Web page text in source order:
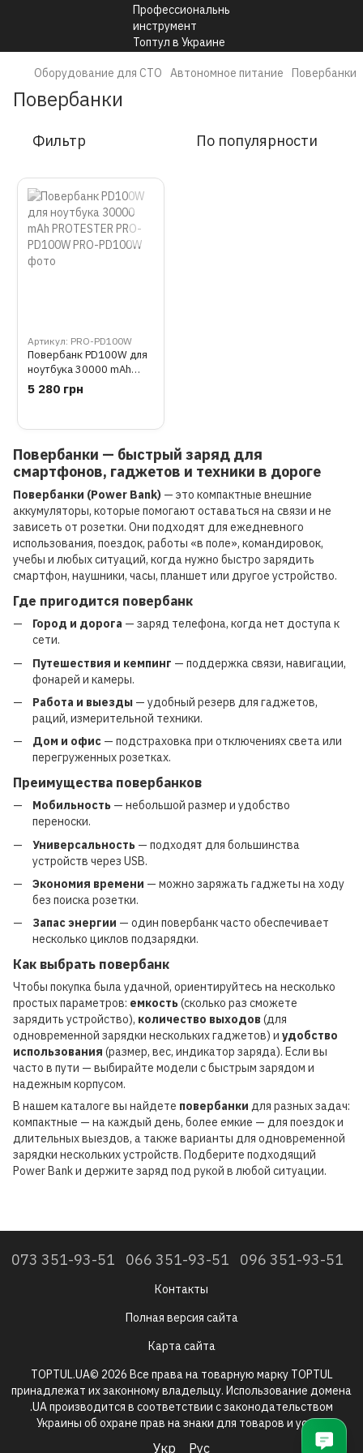
Оборудование для СТО Автономное питание Повербанки
Повербанки
Фильтр По популярности
Артикул: PRO-PD100W
Повербанк PD100W для
ноутбука 30000 mAh
PROTESTER PRO-PD100W
5 280 грн
Повербанки — быстрый заряд для
смартфонов, гаджетов и техники в дороге
Повербанки (Power Bank) — это компактные внешние
аккумуляторы, которые помогают оставаться на связи и не
зависеть от розетки. Они подходят для ежедневного
использования, поездок, работы «в поле», командировок,
учебы и любых ситуаций, когда нужно быстро зарядить
смартфон, наушники, часы, планшет или другое устройство.
Где пригодится повербанк
Город и дорога — заряд телефона, когда нет доступа к
сети.
Путешествия и кемпинг — поддержка связи, навигации,
фонарей и камеры.
Работа и выезды — удобный резерв для гаджетов,
раций, измерительной техники.
Дом и офис — подстраховка при отключениях света или
перегруженных розетках.
Преимущества повербанков
Мобильность — небольшой размер и удобство
переноски.
Универсальность — подходят для большинства
устройств через USB.
Экономия времени — можно заряжать гаджеты на ходу
без поиска розетки.
Запас энергии — один повербанк часто обеспечивает
несколько циклов подзарядки.
Как выбрать повербанк
Чтобы покупка была удачной, ориентируйтесь на несколько
простых параметров: емкость(сколько раз сможете
зарядить устройство), количество выходов (для
одновременной зарядки нескольких гаджетов) и удобство
использования (размер, вес, индикатор заряда). Если вы
часто в пути — выбирайте модели с быстрым зарядом и
надежным корпусом.
В нашем каталоге вы найдете повербанки для разных задач:
компактные — на каждый день, более емкие — для поездок и
длительных выездов, а также варианты для одновременной
зарядки нескольких устройств. Подберите подходящий
Power Bank и держите заряд под рукой в любой ситуации.
073 351-93-51 066 351-93-51 096 351-93-51
Контакты
Полная версия сайта
Карта сайта
TOPTUL.UA© 2026 Все права на товарную марку TOPTUL
принадлежат их законному владельцу. Использование домена
.UA производится в соответствии с законодательством
Украины об охране прав на знаки для товаров и услуг.
Укр Рус